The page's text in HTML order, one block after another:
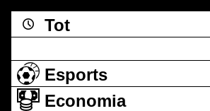
Tot
Esports
Economia